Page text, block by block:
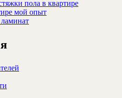
пола в квартире
мой опыт